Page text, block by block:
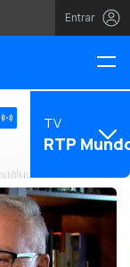
Entrar
TV
RTP